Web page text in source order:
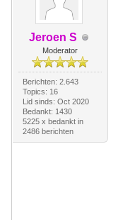
Jeroen S
Moderator
Berichten: 2.643
Topics: 16
Lid sinds: Oct 2020
Bedankt: 1430
5225 x bedankt in
2486 berichten